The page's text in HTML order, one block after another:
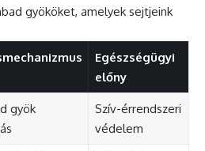
gyököket, amelyek sejtjeink
Egészségügyi
előny
gyök
Szív-érrendszeri
védelem